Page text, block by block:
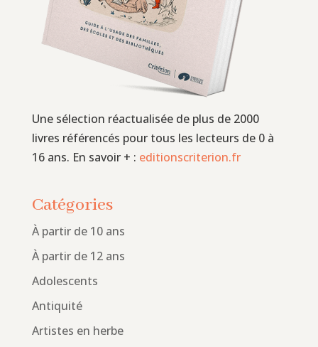
Une sélection réactualisée de plus de 2000
livres référencés pour tous les lecteurs de 0 à
16 ans. En savoir + : editionscriterion.fr
Catégories
À partir de 10 ans
À partir de 12 ans
Adolescents
Antiquité
Artistes en herbe